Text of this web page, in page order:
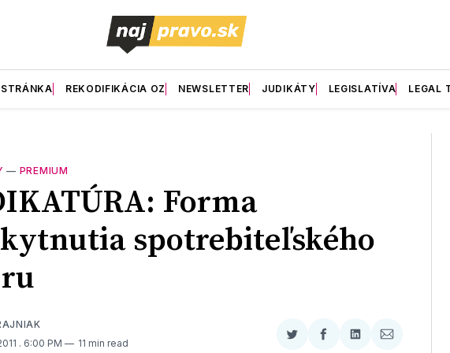
REKODIFIKÁCIA OZ NEWSLETTER JUDIKÁTY LEGISLATÍVA LEGAL
— PREMIUM
Forma
spotrebiteľského
. 6:00 PM 11 min read
ZdieľaťZdieľaťZdieľaťZdieľať